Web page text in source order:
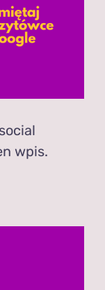
wpis.